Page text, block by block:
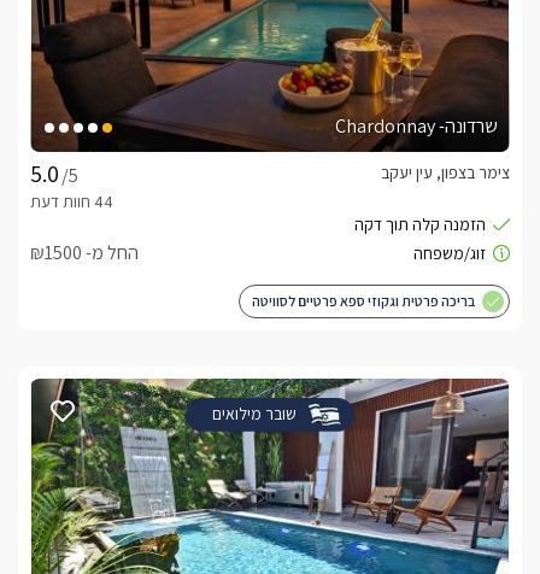
שרדונה- Chardonnay
/5
צימר בצפון, עין יעקב
החל מ- ₪1500
בריכה פרטית וגקוזי ספא פרטיים לסוויטה
שובר מילואים